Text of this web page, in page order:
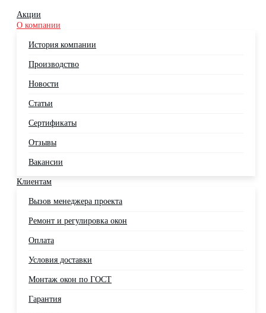
Акции
О компании
История компании
Производство
Новости
Статьи
Сертификаты
Отзывы
Вакансии
Клиентам
Вызов менеджера проекта
Ремонт и регулировка окон
Оплата
Условия доставки
Монтаж окон по ГОСТ
Гарантия